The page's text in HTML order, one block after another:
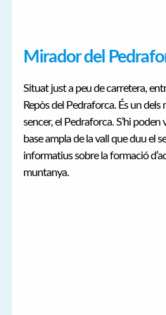
Mirador del
Situat just a peu de carretera,
Repòs del Pedraforca. És un
sencer, el Pedraforca. S’hi poden
base ampla de la vall que duu el
informatius sobre la formació
muntanya.